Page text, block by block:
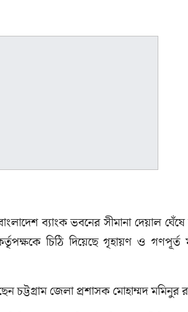
ব্যাংক ভবনের সীমানা দেয়াল ঘেঁষে
চিঠি দিয়েছে গৃহায়ণ ও গণপূর্ত
চট্টগ্রাম জেলা প্রশাসক মোহাম্মদ মমিনুর